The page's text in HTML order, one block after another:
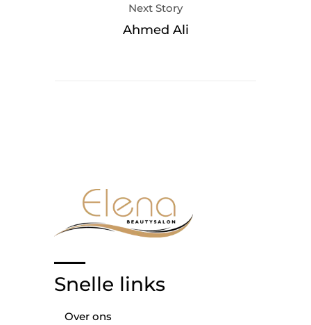
Next Story
Ahmed Ali
Snelle links
Over ons